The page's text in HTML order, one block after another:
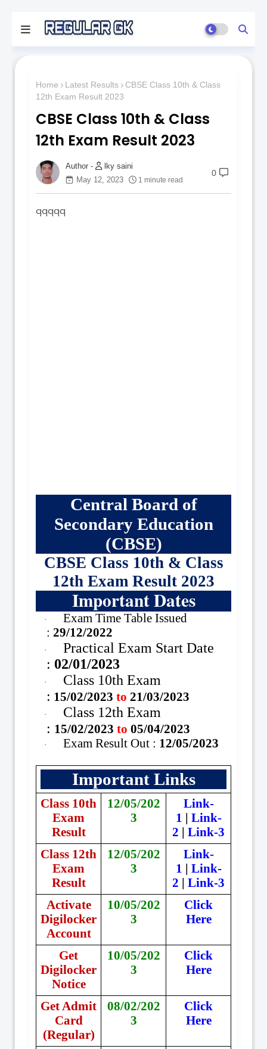
Home Latest Results
CBSE Class 10th & Class
12th Exam Result 2023
CBSE Class 10th & Class
12th Exam Result 2023
lky saini
May 12, 2023
1 minute read
0
qqqqq
Central Board of
Secondary Education
(CBSE)
CBSE Class 10th & Class
12th Exam Result 2023
Important Dates
·
Exam Time Table Issued
: 29/12/2022
·
Practical Exam Start Date
: 02/01/2023
·
Class 10th Exam
: 15/02/2023to 21/03/2023
·
Class 12th Exam
: 15/02/2023to 05/04/2023
· Exam Result Out : 12/05/2023
Important Links
Class 10th
Exam
Result
12/05/202
3
Link-
1
Link-
2
Link-3
Class 12th
Exam
Result
12/05/202
3
Link-
1
Link-
2
Link-3
Activate
Digilocker
Account
10/05/202
3
Click
Here
Get
Digilocker
Notice
10/05/202
3
Click
Here
Get Admit
Card
(Regular)
08/02/202
3
Click
Here